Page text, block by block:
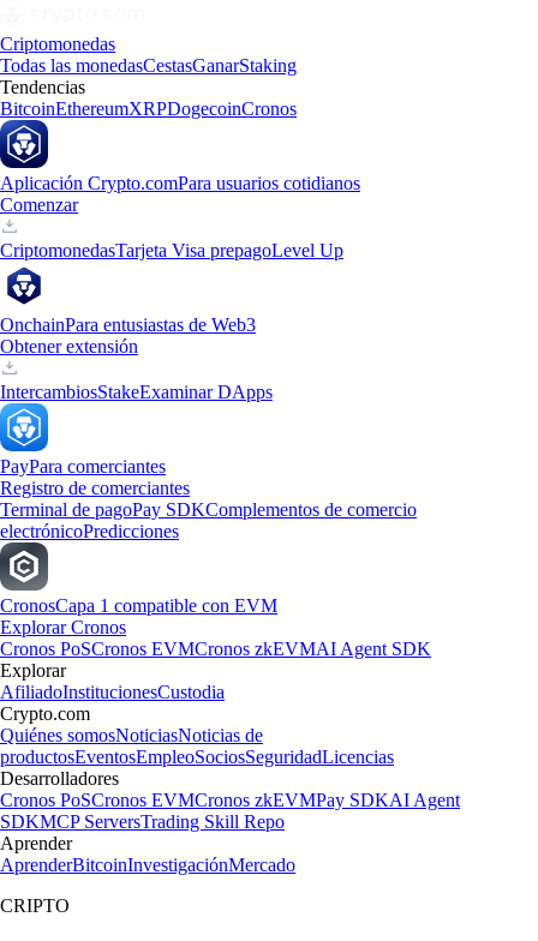
Criptomonedas
Todas las monedasCestasGanarStaking
Tendencias
BitcoinEthereumXRPDogecoinCronos
Aplicación Crypto.comPara usuarios cotidianos
Comenzar
CriptomonedasTarjeta Visa prepagoLevel Up
OnchainPara entusiastas de Web3
Obtener extensión
IntercambiosStakeExaminar DApps
PayPara comerciantes
Registro de comerciantes
Terminal de pagoPay SDKComplementos de comercio
electrónicoPredicciones
CronosCapa 1 compatible con EVM
Explorar Cronos
Cronos PoSCronos EVMCronos zkEVMAI Agent SDK
Explorar
AfiliadoInstitucionesCustodia
Crypto.com
Quiénes somosNoticiasNoticias de
productosEventosEmpleoSociosSeguridadLicencias
Desarrolladores
Cronos PoSCronos EVMCronos zkEVMPay SDKAI Agent
SDKMCP ServersTrading Skill Repo
Aprender
AprenderBitcoinInvestigaciónMercado
CRIPTO